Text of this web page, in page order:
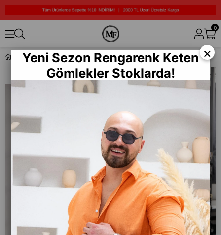
0
Kapüşonlu Sweatshirt (K-SWTG26) ×
Yeni Sezon Rengarenk Keten
Gömlekler Stoklarda!